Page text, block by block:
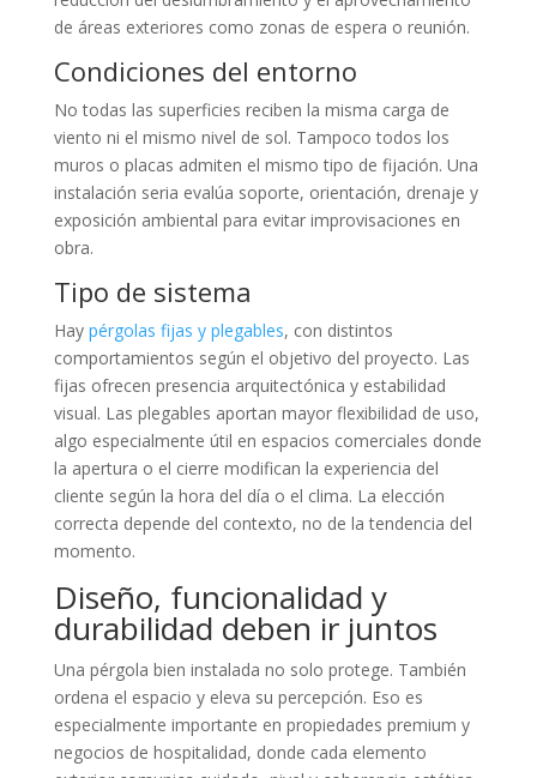
de áreas exteriores como zonas de espera o reunión.
Condiciones del entorno
No todas las superficies reciben la misma carga de
viento ni el mismo nivel de sol. Tampoco todos los
muros o placas admiten el mismo tipo de fijación. Una
instalación seria evalúa soporte, orientación, drenaje y
exposición ambiental para evitar improvisaciones en
obra.
Tipo de sistema
Hay pérgolas fijas y plegables, con distintos
comportamientos según el objetivo del proyecto. Las
fijas ofrecen presencia arquitectónica y estabilidad
visual. Las plegables aportan mayor flexibilidad de uso,
algo especialmente útil en espacios comerciales donde
la apertura o el cierre modifican la experiencia del
cliente según la hora del día o el clima. La elección
correcta depende del contexto, no de la tendencia del
momento.
Diseño, funcionalidad y
durabilidad deben ir juntos
Una pérgola bien instalada no solo protege. También
ordena el espacio y eleva su percepción. Eso es
especialmente importante en propiedades premium y
negocios de hospitalidad, donde cada elemento